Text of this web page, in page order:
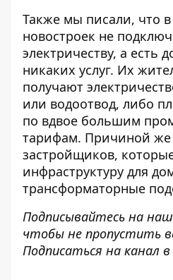
Также мы писали, что
новостроек не
электричеству, а есть
никаких услуг. Их
получают
или водоотвод, либо
по вдвое большим
тарифам. Причиной же
застройщиков,
инфраструктуру для
трансформаторные
Подписывайтесь на наш
чтобы не пропустить
Подписаться на канал